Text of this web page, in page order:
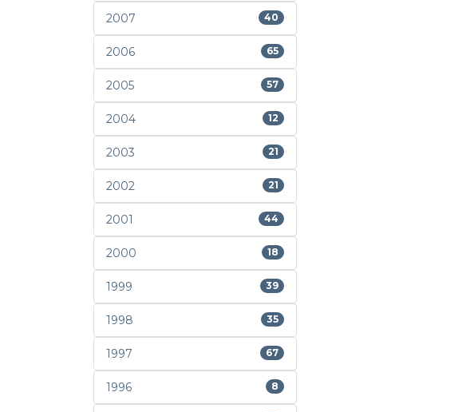
2007 40
2006 65
2005 57
2004 12
2003 21
2002 21
2001 44
2000 18
1999 39
1998 35
1997 67
1996 8